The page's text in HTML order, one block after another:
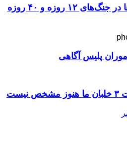
۲ عامل مهم صهیونیست‌ها در جنگ‌های ۱۲ روزه و ۴۰ روزه
پلیس آگاهی